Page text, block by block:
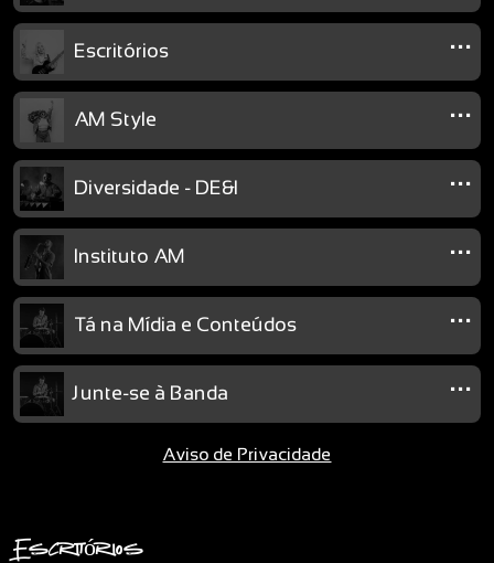
Escritórios ...
AM Style ...
Diversidade - DE&I ...
Instituto AM ...
Tá na Mídia e Conteúdos ...
Junte-se à Banda ...
Aviso de Privacidade
Escritórios